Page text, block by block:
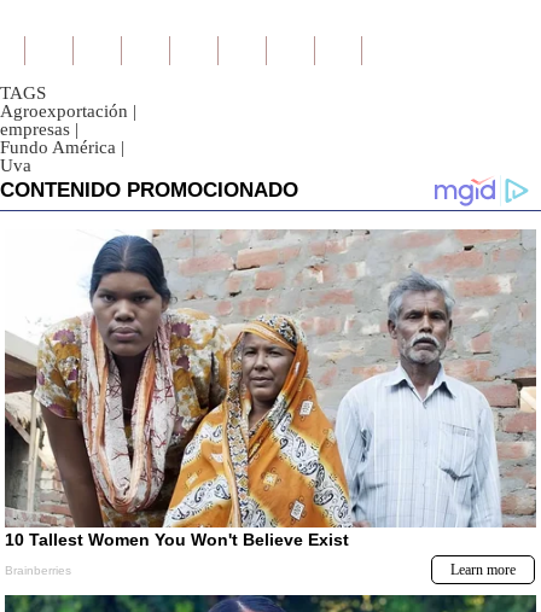
TAGS
Agroexportación |
empresas |
Fundo América |
Uva